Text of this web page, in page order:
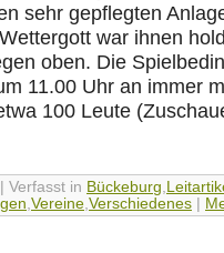
sehr gepflegten
war ihnen
oben. Die
11.00 Uhr an immer
100 Leute
Verfasst in Bückeburg,
,Vereine,Verschiedenes